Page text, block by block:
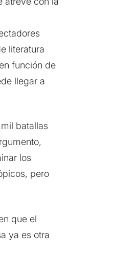
literatura
función de
llegar a
batallas
los
pero
que el
ya es otra